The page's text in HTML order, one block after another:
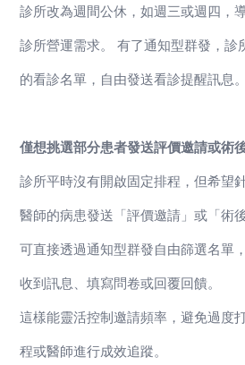
診所改為週間公休，如週三或週四，
診所營運需求。 有了通知型群發，診
的看診名單，自由發送看診提醒訊息。
僅想挑選部分患者發送評價邀請或術
診所平時沒有開啟固定排程，但希望
醫師的病患發送「評價邀請」或「術後
可直接透過通知型群發自由篩選名單
收到訊息、填寫問卷或回覆回饋。
這樣能靈活控制邀請頻率，避免過度
程或醫師進行成效追蹤。